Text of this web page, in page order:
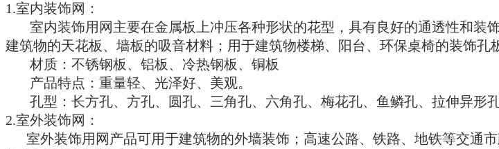
1.室内装饰网：
室内装饰用网主要在金属板上冲压各种形状的花型，具有良好的通透性和装
建筑物的天花板、墙板的吸音材料；用于建筑物楼梯、阳台、环保桌椅的装饰孔
材质：不锈钢板、铝板、冷热钢板、铜板
产品特点：重量轻、光泽好、美观。
孔型：长方孔、方孔、圆孔、三角孔、六角孔、梅花孔、鱼鳞孔、拉伸异形孔
2.室外装饰网：
室外装饰用网产品可用于建筑物的外墙装饰；高速公路、铁路、地铁等交通